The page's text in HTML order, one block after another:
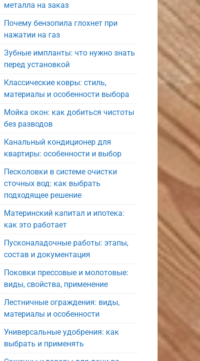
металла на заказ
Почему бензопила глохнет при
нажатии на газ
Зубные импланты: что нужно знать
перед установкой
Классические ковры: стиль,
материалы и особенности выбора
Мойка окон: как добиться чистоты
без разводов
Канальный кондиционер для
квартиры: особенности и выбор
Песколовки в системе очистки
сточных вод: как выбрать
подходящее решение
Материнский капитал и ипотека:
как это работает
Пусконаладочные работы: этапы,
состав и документация
Поковки прессовые и молотовые:
виды, свойства, применение
Лестничные ограждения: виды,
материалы и особенности
Универсальные удобрения: как
выбрать и применять